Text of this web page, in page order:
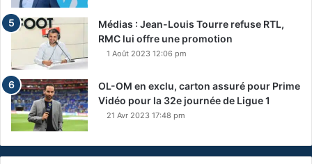
Médias : Jean-Louis Tourre refuse RTL,
RMC lui offre une promotion
1 Août 2023 12:06 pm
OL-OM en exclu, carton assuré pour Prime
Vidéo pour la 32e journée de Ligue 1
21 Avr 2023 17:48 pm